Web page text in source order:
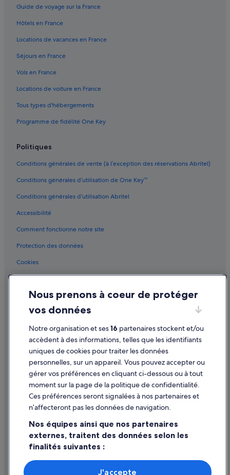
Chicago : hôtels Hôtels historiques
Chicago : hôtels Hôtels avec centre de fitness
Chicago : hôtels Hôtels avec spa
Chicago : Maisons de campagne
Chicago : Maisons de ville
Dearborn St Station : hôtels à proximité
Gare de Chicago Halsted : Auberges de jeunesse
Gare de Chicago McCormick Place : Maison d’hôtes
Gare de Chicago McCormick Place : hôtels à proximité
Gare de Chicago McCormick Place : Complexes hôteliers
Gare de Chicago Union : hôtels à proximité
Grant Park : hôtels à proximité
House of Blues Chicago : hôtels à proximité
Lasalle Street Station : Appart’hôtels
Lasalle Street Station : Chambres d’hôtes
Lasalle Street Station : hôtels à proximité
Lincoln Park : hôtels Hôtels avec parking
Lincoln Park : hôtels Hôtels historiques
Guide de voyage sur la France
Hôtels en France
Locations de vacances en France
Séjours en France
Vols en France
Locations de voiture en France
Tous types d'hébergements
Programme de fidélité One Key
Politiques
Conditions générales de vente (à l’exception des réservations Abritel)
Conditions générales d’utilisation de One Key™
Conditions générales d’utilisation Abritel
Accessibilité
Comment fonctionne notre site
Protection des données
Cookies
Mentions légales / Nous contacter
Directives de contenu et signalement de contenus
Aide
Assistance
Annuler votre vol
Annuler une réservation d'hôtel ou de location de vacances
Délais de remboursement
Documents de voyage internationaux
Nous prenons à coeur de protéger
vos données
Notre organisation et ses16 partenaires stockent et/ou
accèdent à des informations, telles que les identifiants
uniques de cookies pour traiter les données
personnelles, sur un appareil. Vous pouvez accepter ou
gérer vos préférences en cliquant ci-dessous ou à tout
moment sur la page de la politique de confidentialité.
Ces préférences seront signalées à nos partenaires et
n’affecteront pas les données de navigation.
Nos équipes ainsi que nos partenaires
externes, traitent des données selon les
finalités suivantes :
Utiliser des données de géolocalisation précises. Analyser
activement les caractéristiques de l’appareil pour
J'accepte